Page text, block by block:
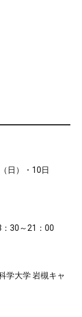
日）・10日
30～21：00
学大学 岩槻キャ